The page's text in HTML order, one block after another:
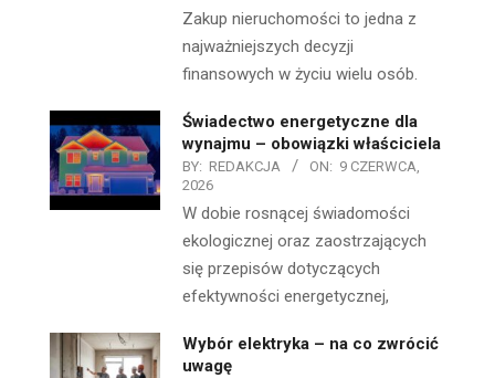
Zakup nieruchomości to jedna z
najważniejszych decyzji
finansowych w życiu wielu osób.
Świadectwo energetyczne dla
wynajmu – obowiązki właściciela
BY: REDAKCJA ON: 9 CZERWCA,
2026
W dobie rosnącej świadomości
ekologicznej oraz zaostrzających
się przepisów dotyczących
efektywności energetycznej,
Wybór elektryka – na co zwrócić
uwagę